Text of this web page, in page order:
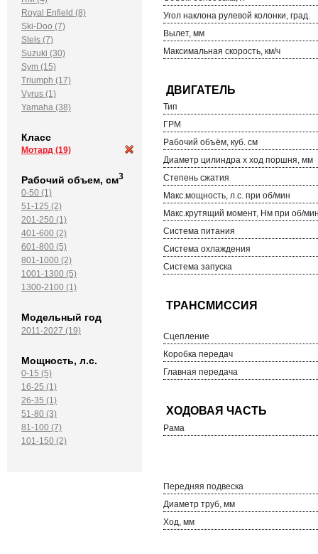
Royal Enfield (8)
Ski-Doo (7)
Stels (7)
Suzuki (30)
Sym (15)
Triumph (17)
Vyrus (1)
Yamaha (38)
Класс
Мотард (19)
Рабочий объем, см3
0-50 (1)
51-125 (2)
201-250 (1)
401-600 (2)
601-800 (5)
801-1000 (2)
1001-1300 (5)
1300-2100 (1)
Модельный год
2011-2027 (19)
Мощность, л.с.
0-15 (5)
16-25 (1)
26-35 (1)
51-80 (3)
81-100 (7)
101-150 (2)
Угол наклона рулевой колонки, град.
Вылет, мм
Максимальная скорость, км/ч
Тип
ГРМ
Рабочий объём, куб. см
Диаметр цилиндра х ход поршня, мм
Степень сжатия
Макс.мощность, л.с. при об/мин
Макс.крутящий момент, Нм при об/
Система питания
Система охлаждения
Система запуска
Сцепление
Коробка передач
Главная передача
Рама
Передняя подвеска
Диаметр труб, мм
Ход, мм